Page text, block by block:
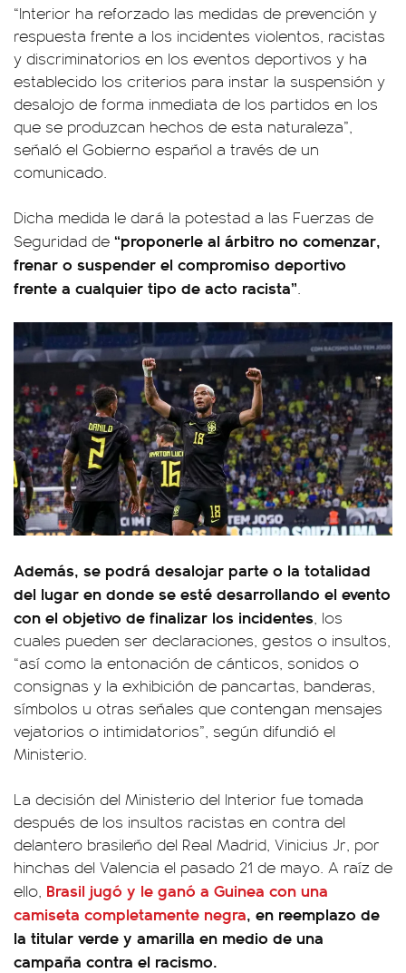
“Interior ha reforzado las medidas de prevención y
respuesta frente a los incidentes violentos, racistas
y discriminatorios en los eventos deportivos y ha
establecido los criterios para instar la suspensión y
desalojo de forma inmediata de los partidos en los
que se produzcan hechos de esta naturaleza”,
señaló el Gobierno español a través de un
comunicado.
Dicha medida le dará la potestad a las Fuerzas de
Seguridad de “proponerle al árbitro no comenzar,
frenar o suspender el compromiso deportivo
frente a cualquier tipo de acto racista”.
Además, se podrá desalojar parte o la totalidad
del lugar en donde se esté desarrollando el evento
con el objetivo de finalizar los incidentes, los
cuales pueden ser declaraciones, gestos o insultos,
“así como la entonación de cánticos, sonidos o
consignas y la exhibición de pancartas, banderas,
símbolos u otras señales que contengan mensajes
vejatorios o intimidatorios”, según difundió el
Ministerio.
La decisión del Ministerio del Interior fue tomada
después de los insultos racistas en contra del
delantero brasileño del Real Madrid, Vinicius Jr, por
hinchas del Valencia el pasado 21 de mayo. A raíz de
ello, Brasil jugó y le ganó a Guinea con una
camiseta completamente negra, en reemplazo de
la titular verde y amarilla en medio de una
campaña contra el racismo.